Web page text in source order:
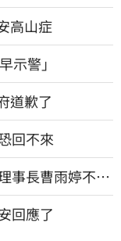
高山症
示警」
道歉了
回不來
事長曹雨婷不忍
回應了